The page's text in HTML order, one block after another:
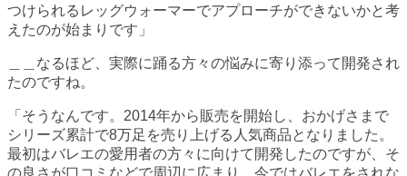
つけられるレッグウォーマーでアプローチができないかと考
えたのが始まりです」
＿＿なるほど、実際に踊る方々の悩みに寄り添って開発され
たのですね。
「そうなんです。2014年から販売を開始し、おかげさまで
シリーズ累計で8万足を売り上げる人気商品となりました。
最初はバレエの愛用者の方々に向けて開発したのですが、そ
の良さが口コミなどで周辺に広まり、今ではバレエをされな